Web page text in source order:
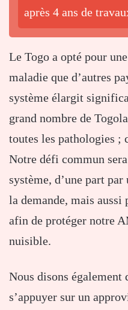
après 4 ans de
Le Togo a opté pour
maladie que d’autres
système élargit
grand nombre de
toutes les pathologies ;
Notre défi commun
système, d’une part
la demande, mais
afin de protéger notre
nuisible.
Nous disons
s’appuyer sur un